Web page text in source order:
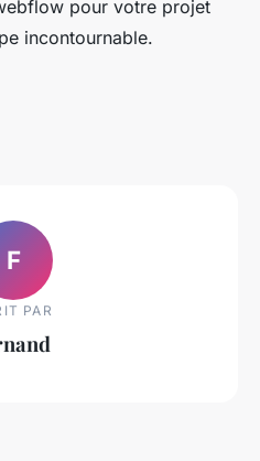
pour votre projet
incontournable.
F
PAR